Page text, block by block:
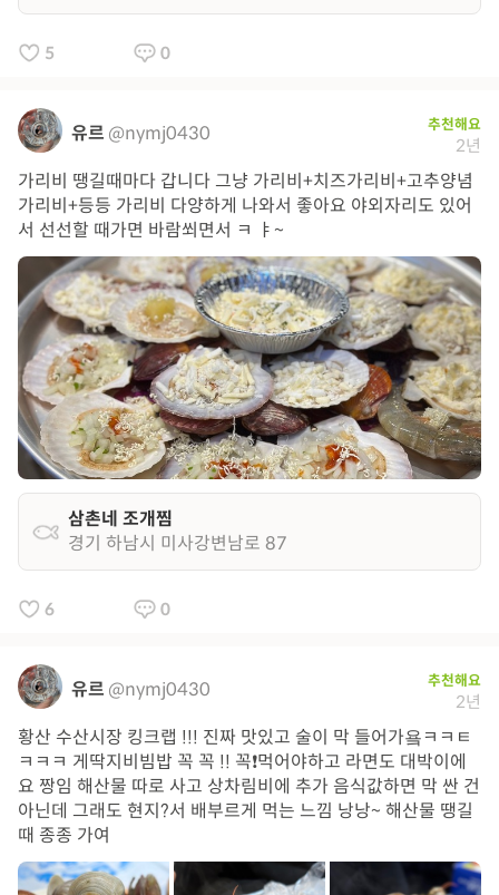
5 0
유르 @nymj0430 추천해요
2년
가리비 땡길때마다 갑니다 그냥 가리비+치즈가리비+고추양념
가리비+등등 가리비 다양하게 나와서 좋아요 야외자리도 있어
서 선선할 때가면 바람쐬면서 ㅋ ㅑ~
삼촌네 조개찜
경기 하남시 미사강변남로 87
6 0
유르 @nymj0430 추천해요
2년
황산 수산시장 킹크랩 !!! 진짜 맛있고 술이 막 들어가욬ㅋㅋㅌ
ㅋㅋㅋ 게딱지비빔밥 꼭 꼭 !! 꼭❗️먹어야하고 라면도 대박이에
요 짱임 해산물 따로 사고 상차림비에 추가 음식값하면 막 싼 건
아닌데 그래도 현지?서 배부르게 먹는 느낌 낭낭~ 해산물 땡길
때 종종 가여 ️